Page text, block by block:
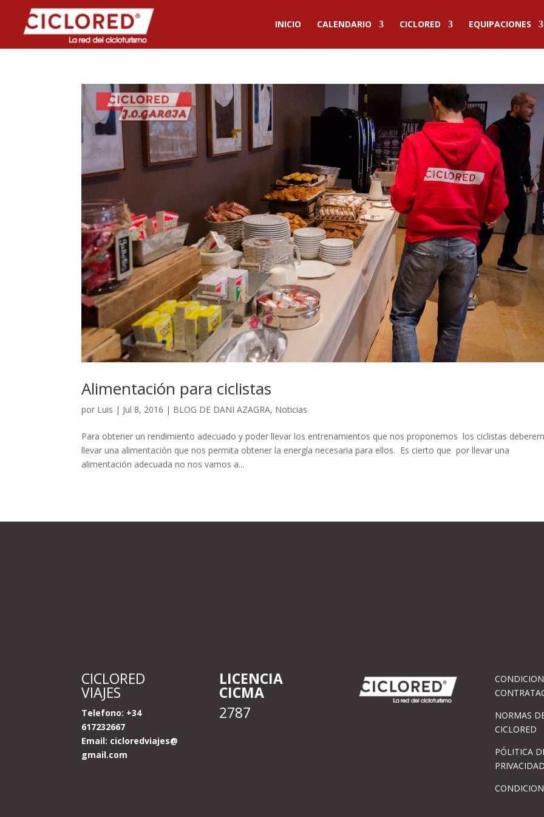
INICIO CALENDARIO CICLORED EQUIPACIONES
Alimentación para ciclistas
por Luis | Jul 8, 2016 | BLOG DE DANI AZAGRA, Noticias
Para obtener un rendimiento adecuado y poder llevar los entrenamientos que nos proponemos los ciclistas
llevar una alimentación que nos permita obtener la energía necesaria para ellos. Es cierto que por llevar una
alimentación adecuada no nos vamos a...
CICLORED
VIAJES
Telefono: +34
617232667
Email: cicloredviajes@
gmail.com
LICENCIA
CICMA
2787
NORMAS
CICLORED
PÓLITICA